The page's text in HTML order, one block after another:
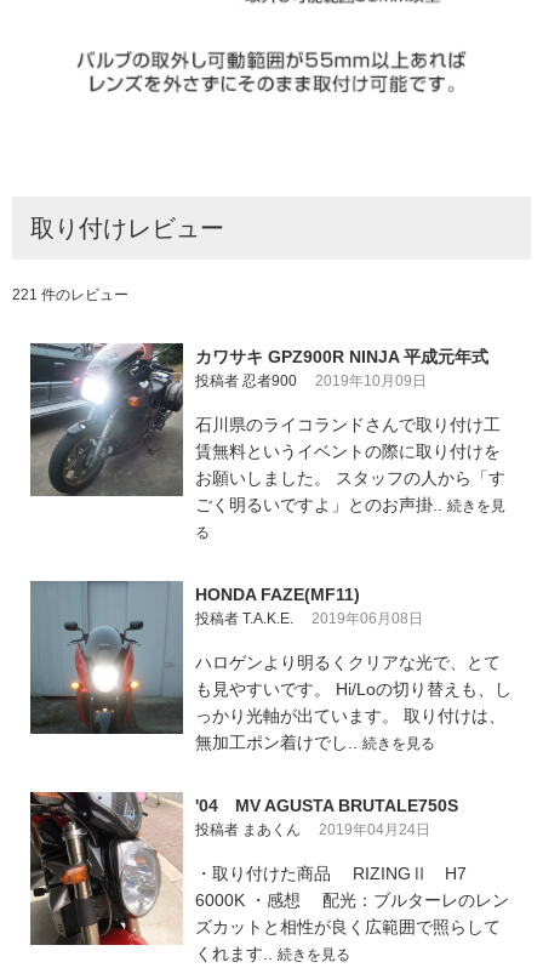
取り付けレビュー
221 件のレビュー
カワサキ GPZ900R NINJA 平成元年式
投稿者 忍者900 2019年10月09日
石川県のライコランドさんで取り付け工
賃無料というイベントの際に取り付けを
お願いしました。 スタッフの人から「す
ごく明るいですよ」とのお声掛.. 続きを見
る
HONDA FAZE(MF11)
投稿者 T.A.K.E. 2019年06月08日
ハロゲンより明るくクリアな光で、とて
も見やすいです。 Hi/Loの切り替えも、し
っかり光軸が出ています。 取り付けは、
無加工ポン着けでし.. 続きを見る
'04 MV AGUSTA BRUTALE750S
投稿者 まあくん 2019年04月24日
・取り付けた商品 RIZINGⅡ H7
6000K ・感想 配光：ブルターレのレン
ズカットと相性が良く広範囲で照らして
くれます.. 続きを見る